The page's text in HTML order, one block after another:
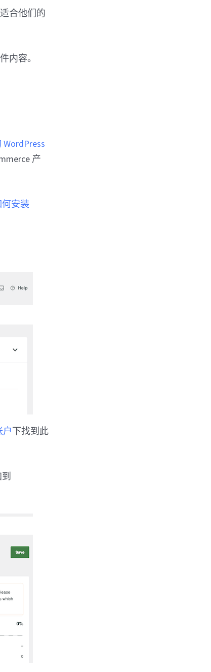
合他们的
内容。
WordPress
产
安装
户下找到此